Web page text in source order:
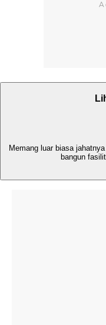
Memang luar biasa
bangun